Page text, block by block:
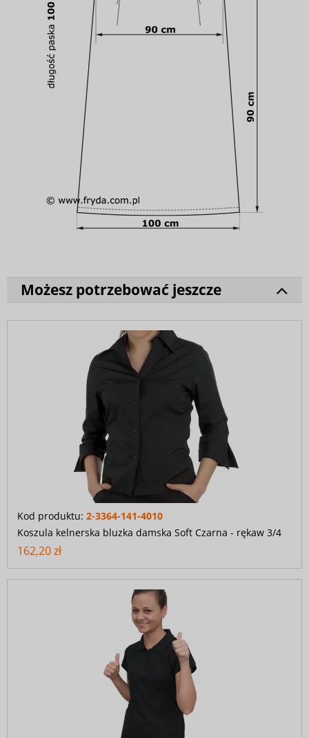
Możesz potrzebować jeszcze
Kod produktu: 2-3364-141-4010
Koszula kelnerska bluzka damska Soft Czarna - rękaw 3/4
162,20 zł